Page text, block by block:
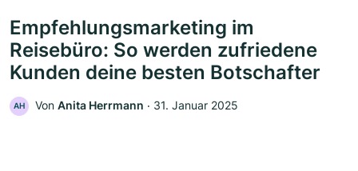
Empfehlungsmarketing im
Reisebüro: So werden zufriedene
Kunden deine besten Botschafter
AH Von Anita Herrmann ‧ 31. Januar 2025